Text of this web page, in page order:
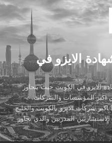
الايزو في
الايزو في الكويت حيث يتجاوز
من اكبر المؤسسات والشركات
اكبر شركات الايزو بالكويت والخليج
المدربين والذي تجاوز